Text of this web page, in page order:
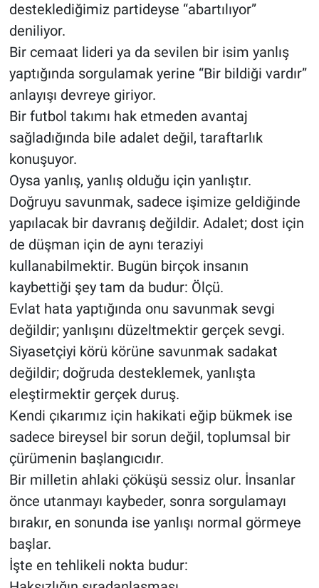
desteklediğimiz partideyse “abartılıyor”
deniliyor.
Bir cemaat lideri ya da sevilen bir isim yanlış
yaptığında sorgulamak yerine “Bir bildiği vardır”
anlayışı devreye giriyor.
Bir futbol takımı hak etmeden avantaj
sağladığında bile adalet değil, taraftarlık
konuşuyor.
Oysa yanlış, yanlış olduğu için yanlıştır.
Doğruyu savunmak, sadece işimize geldiğinde
yapılacak bir davranış değildir. Adalet; dost için
de düşman için de aynı teraziyi
kullanabilmektir. Bugün birçok insanın
kaybettiği şey tam da budur: Ölçü.
Evlat hata yaptığında onu savunmak sevgi
değildir; yanlışını düzeltmektir gerçek sevgi.
Siyasetçiyi körü körüne savunmak sadakat
değildir; doğruda desteklemek, yanlışta
eleştirmektir gerçek duruş.
Kendi çıkarımız için hakikati eğip bükmek ise
sadece bireysel bir sorun değil, toplumsal bir
çürümenin başlangıcıdır.
Bir milletin ahlaki çöküşü sessiz olur. İnsanlar
önce utanmayı kaybeder, sonra sorgulamayı
bırakır, en sonunda ise yanlışı normal görmeye
başlar.
İşte en tehlikeli nokta budur: